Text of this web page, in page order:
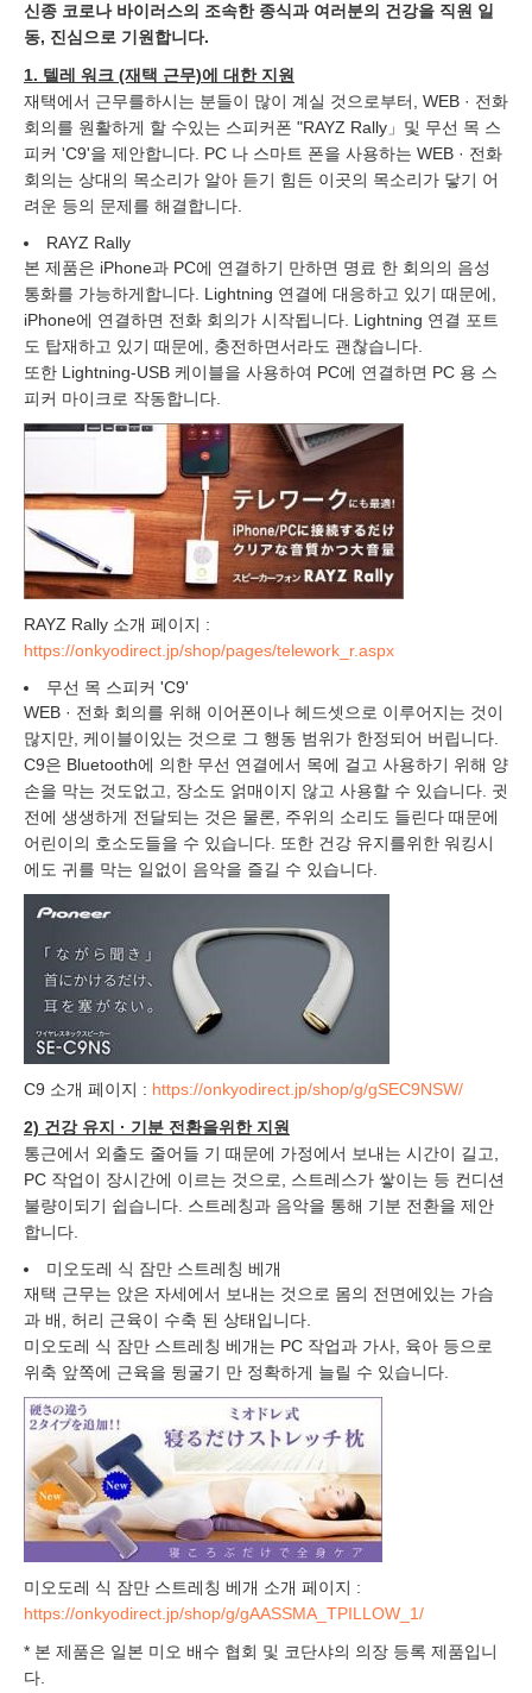
신종 코로나 바이러스의 조속한 종식과 여러분의 건강을 직원 일
동, 진심으로 기원합니다.
1. 텔레 워크 (재택 근무)에 대한 지원
재택에서 근무를하시는 분들이 많이 계실 것으로부터, WEB · 전화
회의를 원활하게 할 수있는 스피커폰 "RAYZ Rally」및 무선 목 스
피커 'C9'을 제안합니다. PC 나 스마트 폰을 사용하는 WEB · 전화
회의는 상대의 목소리가 알아 듣기 힘든 이곳의 목소리가 닿기 어
려운 등의 문제를 해결합니다.
RAYZ Rally
본 제품은 iPhone과 PC에 연결하기 만하면 명료 한 회의의 음성
통화를 가능하게합니다. Lightning 연결에 대응하고 있기 때문에,
iPhone에 연결하면 전화 회의가 시작됩니다. Lightning 연결 포트
도 탑재하고 있기 때문에, 충전하면서라도 괜찮습니다.
또한 Lightning-USB 케이블을 사용하여 PC에 연결하면 PC 용 스
피커 마이크로 작동합니다.
RAYZ Rally 소개 페이지 :
https://onkyodirect.jp/shop/pages/telework_r.aspx
무선 목 스피커 'C9'
WEB · 전화 회의를 위해 이어폰이나 헤드셋으로 이루어지는 것이
많지만, 케이블이있는 것으로 그 행동 범위가 한정되어 버립니다.
C9은 Bluetooth에 의한 무선 연결에서 목에 걸고 사용하기 위해 양
손을 막는 것도없고, 장소도 얽매이지 않고 사용할 수 있습니다. 귓
전에 생생하게 전달되는 것은 물론, 주위의 소리도 들린다 때문에
어린이의 호소도들을 수 있습니다. 또한 건강 유지를위한 워킹시
에도 귀를 막는 일없이 음악을 즐길 수 있습니다.
C9 소개 페이지 : https://onkyodirect.jp/shop/g/gSEC9NSW/
2) 건강 유지 · 기분 전환을위한 지원
통근에서 외출도 줄어들 기 때문에 가정에서 보내는 시간이 길고,
PC 작업이 장시간에 이르는 것으로, 스트레스가 쌓이는 등 컨디션
불량이되기 쉽습니다. 스트레칭과 음악을 통해 기분 전환을 제안
합니다.
미오도레 식 잠만 스트레칭 베개
재택 근무는 앉은 자세에서 보내는 것으로 몸의 전면에있는 가슴
과 배, 허리 근육이 수축 된 상태입니다.
미오도레 식 잠만 스트레칭 베개는 PC 작업과 가사, 육아 등으로
위축 앞쪽에 근육을 뒹굴기 만 정확하게 늘릴 수 있습니다.
미오도레 식 잠만 스트레칭 베개 소개 페이지 :
https://onkyodirect.jp/shop/g/gAASSMA_TPILLOW_1/
* 본 제품은 일본 미오 배수 협회 및 코단샤의 의장 등록 제품입니
다.